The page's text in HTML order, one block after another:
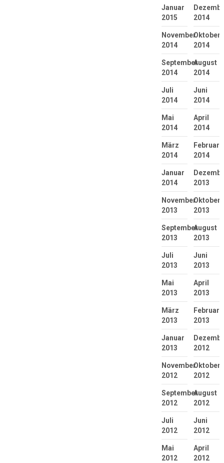
Januar
2015
2014
November
2014
Oktober
2014
September
2014
August
2014
Juli
2014
Juni
2014
Mai
2014
April
2014
März
2014
Februar
2014
Januar
2014
2013
November
2013
Oktober
2013
September
2013
August
2013
Juli
2013
Juni
2013
Mai
2013
April
2013
März
2013
Februar
2013
Januar
2013
2012
November
2012
Oktober
2012
September
2012
August
2012
Juli
2012
Juni
2012
Mai
2012
April
2012